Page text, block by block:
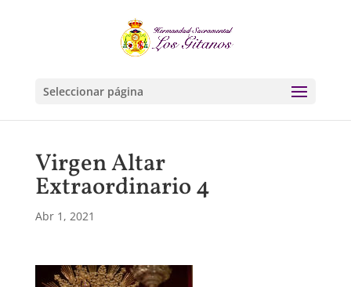
Seleccionar página
Virgen Altar
Extraordinario 4
Abr 1, 2021